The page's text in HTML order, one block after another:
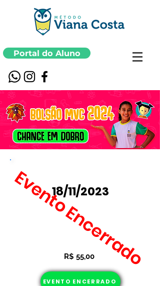
Portal do Aluno
18/11/2023
Período de inscrições:
28/08/2023 - 18/11/2023
Taxa de inscrição:
R$ 55,00
Evento Encerrado
EVENTO ENCERRADO